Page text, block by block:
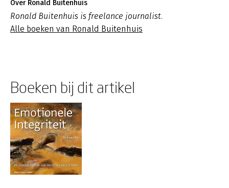
Over Ronald Buitenhuis
Ronald Buitenhuis is freelance journalist.
Alle boeken van Ronald Buitenhuis
Boeken bij dit artikel